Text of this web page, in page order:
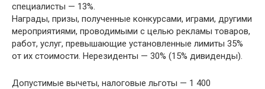
специалисты — 13%.
Награды, призы, полученные конкурсами, играми, другими
мероприятиями, проводимыми с целью рекламы товаров,
работ, услуг, превышающие установленные лимиты 35%
от их стоимости. Нерезиденты — 30% (15% дивиденды).
Допустимые вычеты, налоговые льготы — 1 400